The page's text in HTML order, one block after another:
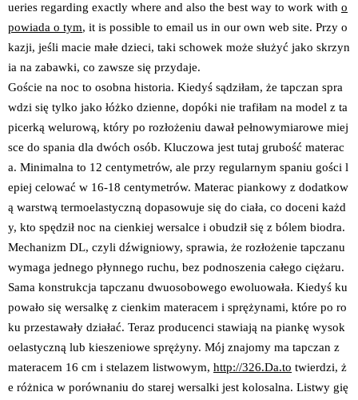
ueries regarding exactly where and also the best way to work with o
powiada o tym, it is possible to email us in our own web site. Przy o
kazji, jeśli macie małe dzieci, taki schowek może służyć jako skrzyn
ia na zabawki, co zawsze się przydaje.
Goście na noc to osobna historia. Kiedyś sądziłam, że tapczan spra
wdzi się tylko jako łóżko dzienne, dopóki nie trafiłam na model z ta
picerką welurową, który po rozłożeniu dawał pełnowymiarowe miej
sce do spania dla dwóch osób. Kluczowa jest tutaj grubość materac
a. Minimalna to 12 centymetrów, ale przy regularnym spaniu gości l
epiej celować w 16-18 centymetrów. Materac piankowy z dodatkow
ą warstwą termoelastyczną dopasowuje się do ciała, co doceni każd
y, kto spędził noc na cienkiej wersalce i obudził się z bólem biodra.
Mechanizm DL, czyli dźwigniowy, sprawia, że rozłożenie tapczanu
wymaga jednego płynnego ruchu, bez podnoszenia całego ciężaru.
Sama konstrukcja tapczanu dwuosobowego ewoluowała. Kiedyś ku
powało się wersalkę z cienkim materacem i sprężynami, które po ro
ku przestawały działać. Teraz producenci stawiają na piankę wysok
oelastyczną lub kieszeniowe sprężyny. Mój znajomy ma tapczan z
materacem 16 cm i stelazem listwowym, http://326.Da.to twierdzi, ż
e różnica w porównaniu do starej wersalki jest kolosalna. Listwy gię